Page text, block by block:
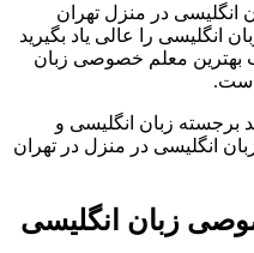
انگلیسی را عالی یاد بگیرید
بهترین معلم خصوصی زبان
است.
برجسته زبان انگلیسی و
انگلیسی در منزل در تهران
زبان انگلیسی